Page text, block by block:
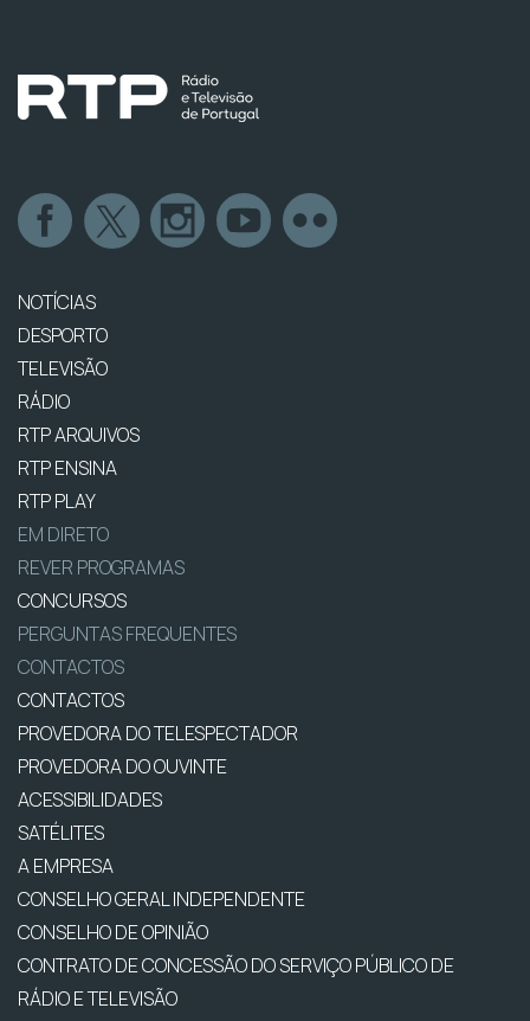
NOTÍCIAS
DESPORTO
TELEVISÃO
RÁDIO
RTP ARQUIVOS
RTP ENSINA
RTP PLAY
EM DIRETO
REVER PROGRAMAS
CONCURSOS
PERGUNTAS FREQUENTES
CONTACTOS
CONTACTOS
PROVEDORA DO TELESPECTADOR
PROVEDORA DO OUVINTE
ACESSIBILIDADES
SATÉLITES
A EMPRESA
CONSELHO GERAL INDEPENDENTE
CONSELHO DE OPINIÃO
CONTRATO DE CONCESSÃO DO SERVIÇO PÚBLICO DE
RÁDIO E TELEVISÃO